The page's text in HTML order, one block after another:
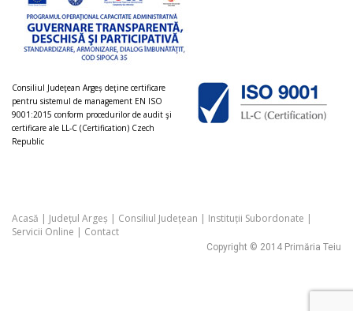
Consiliul Judeţean Argeș deţine certificare
pentru sistemul de management EN ISO
9001:2015 conform procedurilor de audit şi
certificare ale LL-C (Certification) Czech
Republic
Acasă | Județul Argeș | Consiliul Județean | Instituții Subordonate |
Servicii Online | Contact
Copyright © 2014 Primăria Teiu